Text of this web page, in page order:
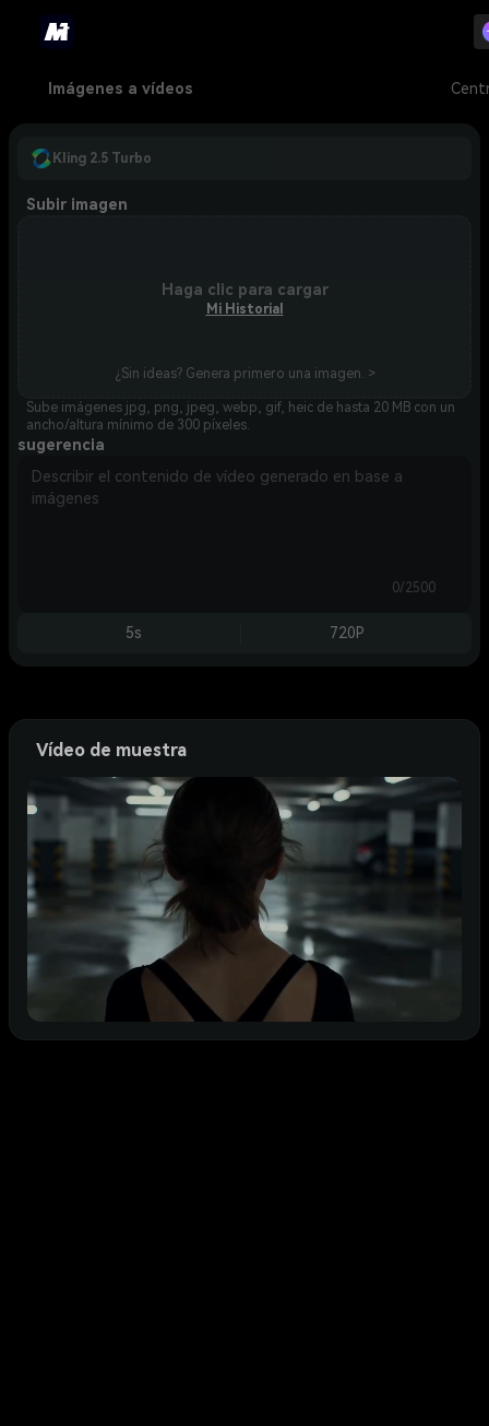
Imágenes a vídeos
Kling 2.5 Turbo
Subir imagen
Haga clic para cargar
Mi Historial
¿Sin ideas? Genera primero una imagen. >
Sube imágenes jpg, png, jpeg, webp, gif, heic de hasta 20 MB con un
ancho/altura mínimo de 300 píxeles.
sugerencia
0/2500
5s 720P
Vídeo de muestra